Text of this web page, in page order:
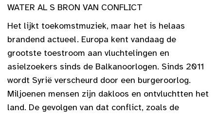
WATER AL S BRON VAN CONFLICT
Het lijkt toekomstmuziek, maar het is helaas
brandend actueel. Europa kent vandaag de
grootste toestroom aan vluchtelingen en
asielzoekers sinds de Balkanoorlogen. Sinds 2011
wordt Syrië verscheurd door een burgeroorlog.
Miljoenen mensen zijn dakloos en ontvluchtten het
land. De gevolgen van dat conflict, zoals de